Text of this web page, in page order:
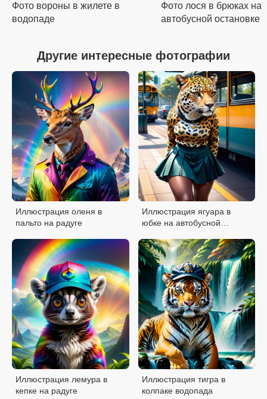
Фото вороны в жилете в
водопаде
Фото лося в брюках на
автобусной остановке
Другие интересные фотографии
Иллюстрация оленя в
пальто на радуге
Иллюстрация ягуара в
юбке на автобусной
Иллюстрация лемура в
кепке на радуге
Иллюстрация тигра в
колпаке водопада